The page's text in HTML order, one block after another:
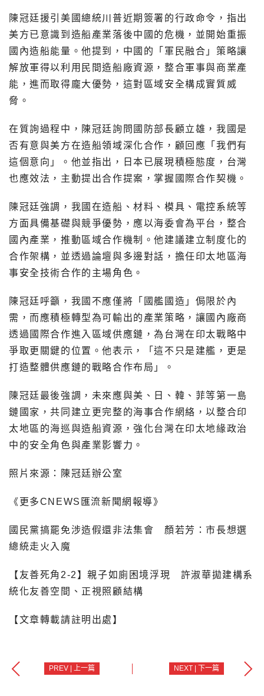
陳冠廷援引美國總統川普近期簽署的行政命令，指出
美方已意識到造船產業落後中國的危機，並開始重振
國內造船能量。他提到，中國的「軍民融合」策略讓
解放軍得以利用民間造船廠資源，整合軍事與商業產
能，進而取得龐大優勢，這對區域安全構成實質威
脅。
在質詢過程中，陳冠廷詢問國防部長顧立雄，我國是
否有意與美方在造船領域深化合作，顧回應「我們有
這個意向」。他並指出，日本已展現積極態度，台灣
也應效法，主動提出合作提案，掌握國際合作契機。
陳冠廷強調，我國在造船、材料、模具、電控系統等
方面具備基礎與競爭優勢，應以海委會為平台，整合
國內產業，推動區域合作機制。他建議建立制度化的
合作架構，並透過論壇與多邊對話，擔任印太地區海
事安全技術合作的主場角色。
陳冠廷呼籲，我國不應僅將「國艦國造」侷限於內
需，而應積極轉型為可輸出的產業策略，讓國內廠商
透過國際合作進入區域供應鏈，為台灣在印太戰略中
爭取更關鍵的位置。他表示，「這不只是建艦，更是
打造整體供應鏈的戰略合作布局」。
陳冠廷最後強調，未來應與美、日、韓、菲等第一島
鏈國家，共同建立更完整的海事合作網絡，以整合印
太地區的海巡與造船資源，強化台灣在印太地緣政治
中的安全角色與產業影響力。
照片來源：陳冠廷辦公室
《更多CNEWS匯流新聞網報導》
國民黨搞罷免涉造假還非法集會 顏若芳：市長想選
總統走火入魔
【友善死角2-2】親子如廁困境浮現 許淑華拋建構系
統化友善空間、正視照顧結構
【文章轉載請註明出處】
PREV | 上一篇 NEXT | 下一篇